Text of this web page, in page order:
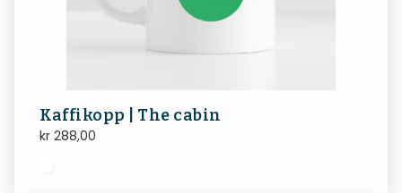
Kaffikopp | The cabin
kr 288,00